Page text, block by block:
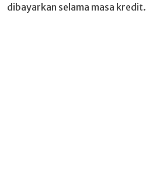
dibayarkan selama masa kredit.